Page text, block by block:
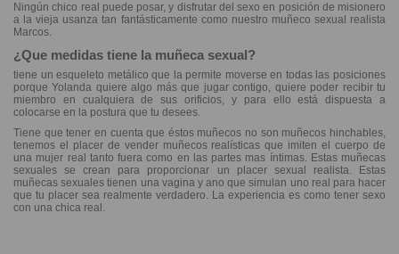
Ningún chico real puede posar, y disfrutar del sexo en posición de misionero
a la vieja usanza tan fantásticamente como nuestro muñeco sexual realista
Marcos.
¿Que medidas tiene la muñeca sexual?
tiene un esqueleto metálico que la permite moverse en todas las posiciones
porque Yolanda quiere algo más que jugar contigo, quiere poder recibir tu
miembro en cualquiera de sus orificios, y para ello está dispuesta a
colocarse en la postura que tu desees.
Tiene que tener en cuenta que éstos muñecos no son muñecos hinchables,
tenemos el placer de vender muñecos realísticas que imiten el cuerpo de
una mujer real tanto fuera como en las partes mas íntimas. Estas muñecas
sexuales se crean para proporcionar un placer sexual realista. Estas
muñecas sexuales tienen una vagina y ano que simulan uno real para hacer
que tu placer sea realmente verdadero. La experiencia es como tener sexo
con una chica real.